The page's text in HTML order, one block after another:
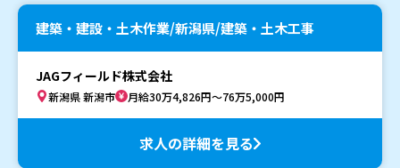
建築・建設・土木作業/新潟県/建築・土木工事
JAGフィールド株式会社
新潟県 新潟市 月給30万4,826円～76万5,000円
求人の詳細を見る